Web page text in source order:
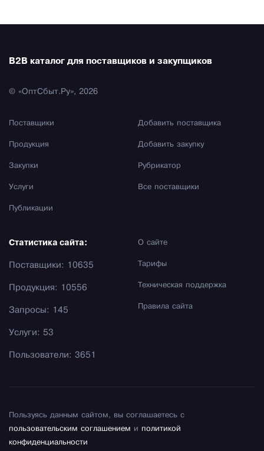
B2B каталог для поставщиков и закупщиков
© «ОптСбыт.Ру», 2026
Поставщики
Продукция
Закупки
Услуги
Публикации
Добавить поставщика
Добавить закупку
Рубрикатор
Все поставщики
О сайте
Тарифы
Техническая поддержка
Правила сайта
Статистика сайта:
Поставщики: 10635
Продукция: 10556
Запросы: 145
Услуги: 53
Пользователи: 3651
Пользуясь данным сайтом, вы соглашаетесь с
пользовательским соглашением и политикой
конфиденциальности